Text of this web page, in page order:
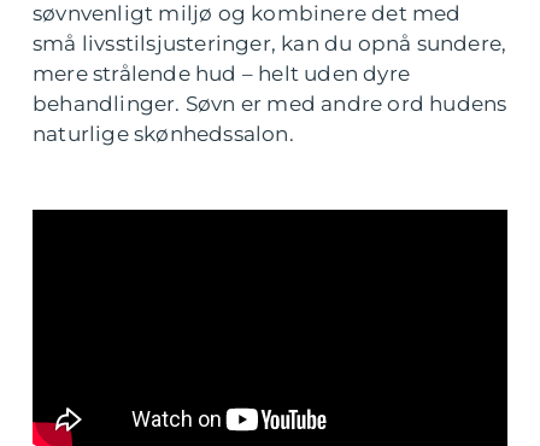
søvnvenligt miljø og kombinere det med
små livsstilsjusteringer, kan du opnå sundere,
mere strålende hud – helt uden dyre
behandlinger. Søvn er med andre ord hudens
naturlige skønhedssalon.